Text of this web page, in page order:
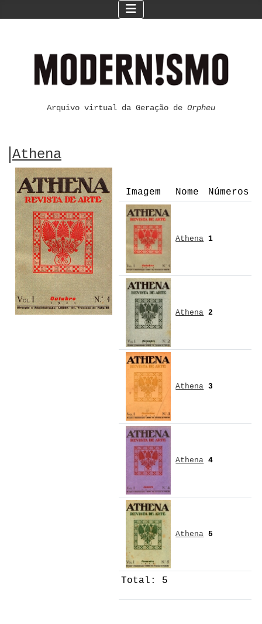
Arquivo virtual da Geração de Orpheu
Athena
Imagem Nome Números
Total: 5
Athena 1
Athena 2
Athena 3
Athena 4
Athena 5